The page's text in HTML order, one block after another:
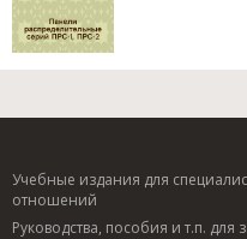
Учебные издания для
отношений
Руководства, пособия и т.п. для